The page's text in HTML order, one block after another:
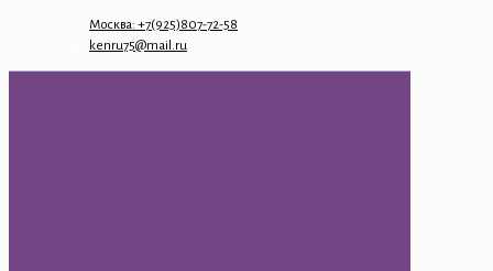
Москва: +7(925)807-72-58
kenru75@mail.ru